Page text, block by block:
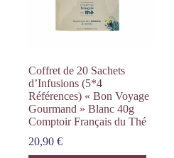
Coffret de 20 Sachets
d’Infusions (5*4
Références) « Bon Voyage
Gourmand » Blanc 40g
Comptoir Français du Thé
20,90€